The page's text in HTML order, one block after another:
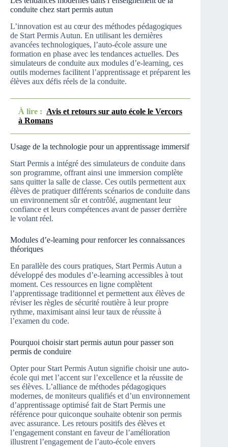
conduite chez start permis autun
L’innovation est au cœur des méthodes pédagogiques
de Start Permis Autun. En utilisant les dernières
avancées technologiques, l’auto-école assure une
formation en phase avec les tendances actuelles. Des
simulateurs de conduite aux modules d’e-learning, ces
outils modernes facilitent l’apprentissage et préparent les
élèves aux défis réels de la conduite.
À lire : Avis et retours sur auto école le Vercors
à Romans
Usage de la technologie pour un apprentissage immersif
Start Permis a intégré des simulateurs de conduite dans
son programme, offrant ainsi une immersion complète
sans quitter la salle de classe. Ces outils permettent aux
élèves de pratiquer différents scénarios de conduite dans
un environnement sûr et contrôlé, augmentant leur
confiance et leurs compétences avant de passer derrière
le volant réel.
Modules d’e-learning pour renforcer les connaissances
théoriques
En parallèle des cours pratiques, Start Permis Autun a
développé des modules d’e-learning accessibles à tout
moment. Ces ressources en ligne complètent
l’apprentissage traditionnel et permettent aux élèves de
réviser les règles de sécurité routière à leur propre
rythme, maximisant ainsi leur taux de réussite à
l’examen du code.
Pourquoi choisir start permis autun pour passer son
permis de conduire
Opter pour Start Permis Autun signifie choisir une auto-
école qui met l’accent sur l’excellence et la réussite de
ses élèves. L’alliance de méthodes pédagogiques
modernes, de moniteurs qualifiés et d’un environnement
d’apprentissage optimisé fait de Start Permis une
référence pour quiconque souhaite obtenir son permis
avec assurance. Les retours positifs des élèves et
l’engagement constant en faveur de l’amélioration
illustrent l’engagement de l’auto-école envers